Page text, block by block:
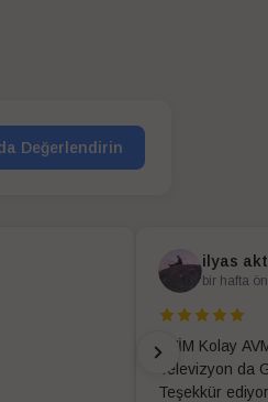
Değerlendirin
ilyas
bir hafta
EVİM Kolay
Televizyon da
Teşekkür